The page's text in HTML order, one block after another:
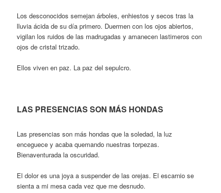
Los desconocidos semejan árboles, enhiestos y secos tras la
lluvia ácida de su día primero. Duermen con los ojos abiertos,
vigilan los ruidos de las madrugadas y amanecen lastimeros con
ojos de cristal trizado.
Ellos viven en paz. La paz del sepulcro.
LAS PRESENCIAS SON MÁS HONDAS
Las presencias son más hondas que la soledad, la luz
enceguece y acaba quemando nuestras torpezas.
Bienaventurada la oscuridad.
El dolor es una joya a suspender de las orejas. El escarnio se
sienta a mi mesa cada vez que me desnudo.